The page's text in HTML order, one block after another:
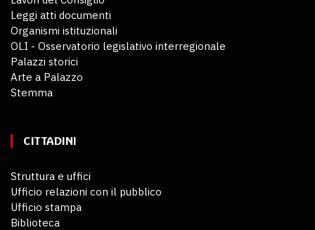
Leggi atti documenti
Organismi istituzionali
OLI - Osservatorio legislativo interregionale
Palazzi storici
Arte a Palazzo
Stemma
CITTADINI
Struttura e uffici
Ufficio relazioni con il pubblico
Ufficio stampa
Biblioteca